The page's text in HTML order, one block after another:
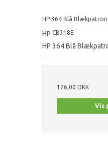
HP 364 Blå
HP CB318E
HP 364 Blå
126,00 DKK
Vis